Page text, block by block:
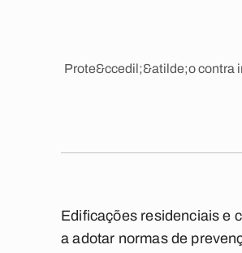
Prote&ccedil;&atilde;o contra
Edificações residenciais e
a adotar normas de